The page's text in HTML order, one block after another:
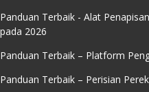
Panduan Terbaik - Alat
pada 2026
Panduan Terbaik – Platform
Panduan Terbaik – Perisian